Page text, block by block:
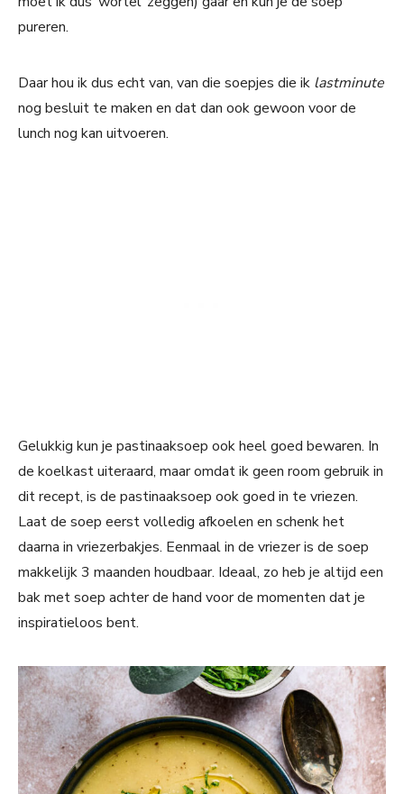
pureren.
Daar hou ik dus echt van, van die soepjes die ik lastminute
nog besluit te maken en dat dan ook gewoon voor de
lunch nog kan uitvoeren.
Gelukkig kun je pastinaaksoep ook heel goed bewaren. In
de koelkast uiteraard, maar omdat ik geen room gebruik in
dit recept, is de pastinaaksoep ook goed in te vriezen.
Laat de soep eerst volledig afkoelen en schenk het
daarna in vriezerbakjes. Eenmaal in de vriezer is de soep
makkelijk 3 maanden houdbaar. Ideaal, zo heb je altijd een
bak met soep achter de hand voor de momenten dat je
inspiratieloos bent.